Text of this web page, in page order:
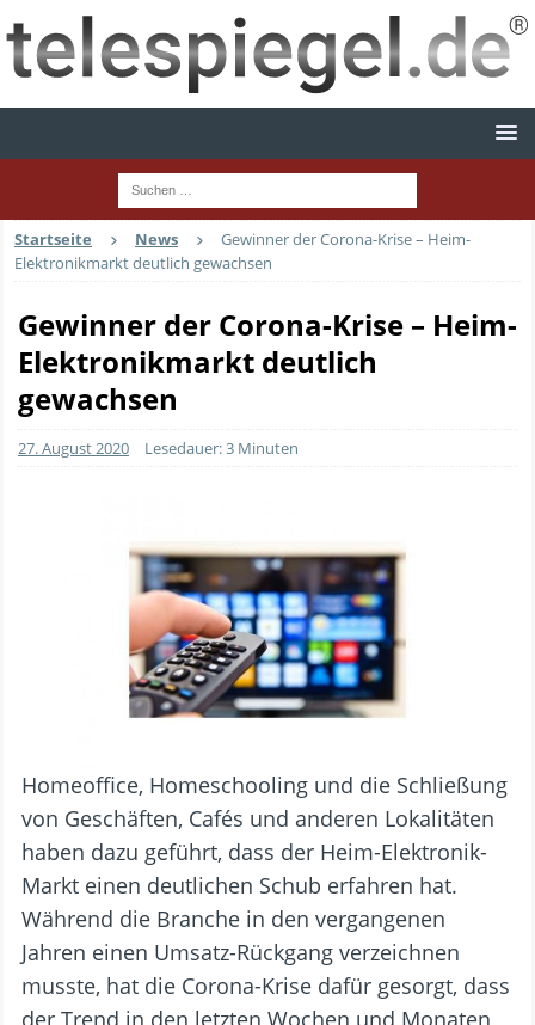
Startseite News
Gewinner der Corona-Krise – Heim-
Elektronikmarkt deutlich gewachsen
Gewinner der Corona-Krise – Heim-
Elektronikmarkt deutlich
gewachsen
27. August 2020 Lesedauer: 3 Minuten
Homeoffice, Homeschooling und die Schließung
von Geschäften, Cafés und anderen Lokalitäten
haben dazu geführt, dass der Heim-Elektronik-
Markt einen deutlichen Schub erfahren hat.
Während die Branche in den vergangenen
Jahren einen Umsatz-Rückgang verzeichnen
musste, hat die Corona-Krise dafür gesorgt, dass
der Trend in den letzten Wochen und Monaten